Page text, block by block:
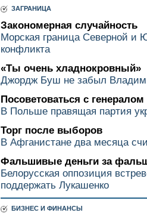
ЗАГРАНИЦА
Закономерная случайность
Морская граница Северной и
конфликта
«Ты очень хладнокровный»
Джордж Буш не забыл
Посоветоваться с генералом
В Польше правящая партия
Торг после выборов
В Афганистане два месяца
Фальшивые деньги за
Белорусская оппозиция
поддержать Лукашенко
БИЗНЕС И ФИНАНСЫ